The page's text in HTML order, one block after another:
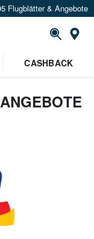
Flugblätter & Angebote
CASHBACK